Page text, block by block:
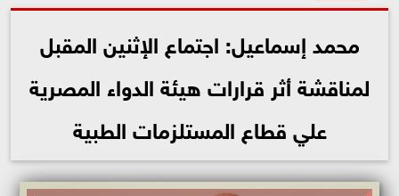
محمد إسماعيل: اجتماع الإثنين المقبل
لمناقشة أثر قرارات هيئة الدواء المصرية
علي قطاع المستلزمات الطبية